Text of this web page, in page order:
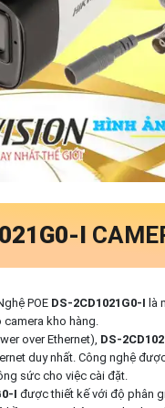
I
POE DS-2CD1021G0-I là
kho hàng.
over Ethernet), DS-
duy nhất. Công nghệ
sức cho việc cài đặt.
I được thiết kế với độ phân